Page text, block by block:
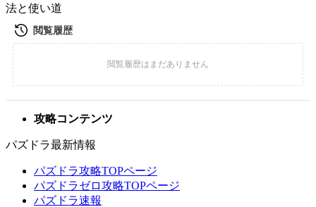
法と使い道
攻略コンテンツ
パズドラ最新情報
パズドラ攻略TOPページ
パズドラゼロ攻略TOPページ
パズドラ速報